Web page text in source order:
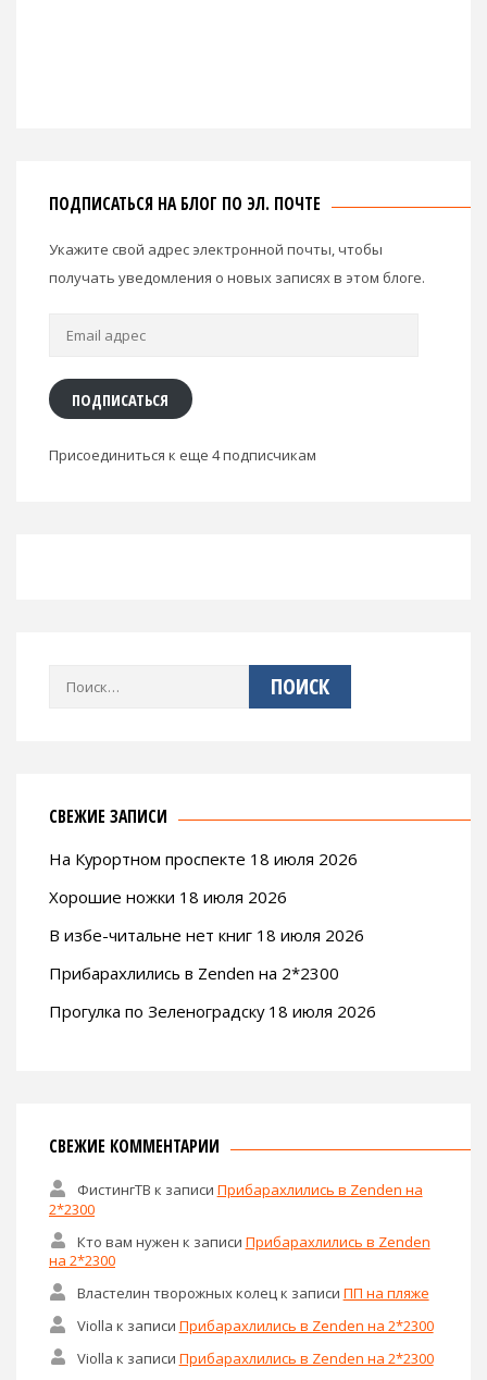
ПОДПИСАТЬСЯ НА БЛОГ ПО ЭЛ. ПОЧТЕ
Укажите свой адрес электронной почты, чтобы
получать уведомления о новых записях в этом блоге.
Email
ПОДПИСАТЬСЯ
Присоединиться к еще 4 подписчикам
Найти:
СВЕЖИЕ ЗАПИСИ
На Курортном проспекте 18 июля 2026
Хорошие ножки 18 июля 2026
В избе-читальне нет книг 18 июля 2026
Прибарахлились в Zenden на 2*2300
Прогулка по Зеленоградску 18 июля 2026
СВЕЖИЕ КОММЕНТАРИИ
ФистингТВ к записи Прибарахлились в Zenden на
2*2300
Кто вам нужен к записи Прибарахлились в Zenden
на 2*2300
Властелин творожных колецк записи ПП на пляже
Violla к записи Прибарахлились в Zenden на 2*2300
Violla к записи Прибарахлились в Zenden на 2*2300